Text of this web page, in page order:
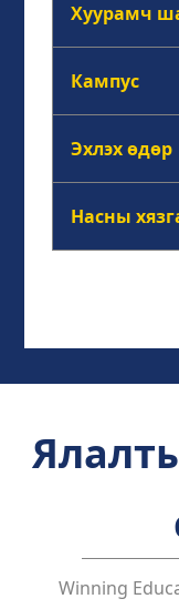
Хуурамч
Кампус
Эхлэх өдөр
Насны
Winning